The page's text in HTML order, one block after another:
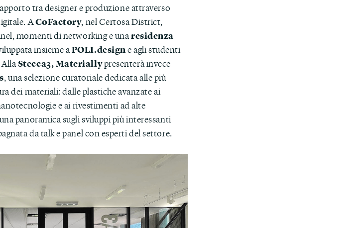
tra designer e produzione attraverso
ACoFactory, nel Certosa District,
momenti di networking e unaresidenza
insieme aPOLI.designe agli studenti
AllaStecca3, Materiallypresenterà invece
, una selezione curatoriale dedicata alle più
dei materiali: dalle plastiche avanzate ai
e ai rivestimenti ad alte
panoramica sugli sviluppi più interessanti
da talk e panel con esperti del settore.